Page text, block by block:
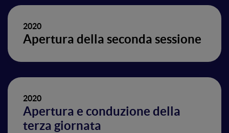
2020
Apertura della seconda sessione
2020
Apertura e conduzione della
terza giornata